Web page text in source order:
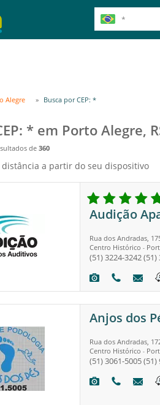
Alegre Busca por CEP: *
* em Porto Alegre,
de 360
a partir do seu dispositivo
Audição
Rua dos Andradas,
Centro Histórico -
(51) 3224-3242(51)
Anjos dos
Rua dos Andradas,
Centro Histórico -
(51) 3061-5005(51)